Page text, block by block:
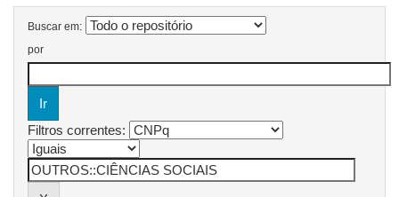
Buscar em:
por
Filtros correntes: